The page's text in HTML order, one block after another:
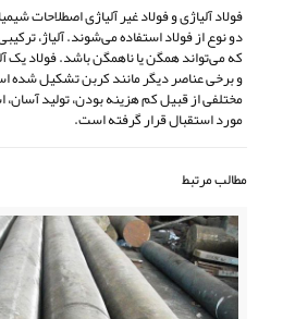
فولاد آلیاژی و فولاد غیر آلیاژی اصطلاحات
دو نوع از فولاد استفاده می‌شوند. آلیاژ،
که می‌تواند همگن یا ناهمگن باشد. فولاد یک
و برخی عناصر دیگر مانند کربن تشکیل شده
مختلفی از قبیل کم هزینه بودن‌، تولید
مورد استقبال قرار گرفته است.
مطالب مرتبط